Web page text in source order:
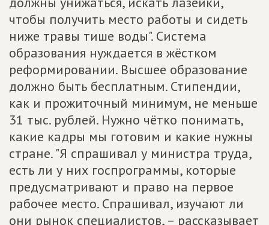
чтобы получить место работы и сидеть
ниже травы тише воды". Система
образования нуждается в жёстком
реформировании. Высшее образование
должно быть бесплатным. Стипендии,
как и прожиточный минимум, не меньше
31 тыс. рублей. Нужно чётко понимать,
какие кадры мы готовим и какие нужны
стране. "Я спрашивал у министра труда,
есть ли у них госпрограммы, которые
предусматривают и право на первое
рабочее место. Спрашивал, изучают ли
они рынок специалистов, – рассказывает